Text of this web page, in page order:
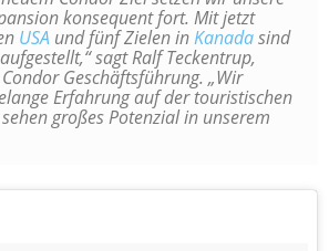
konsequent fort. Mit jetzt
USA und fünf Zielen inKanadasind
sagt Ralf Teckentrup,
Geschäftsführung. „Wir
Erfahrung auf der touristischen
großes Potenzial in unserem